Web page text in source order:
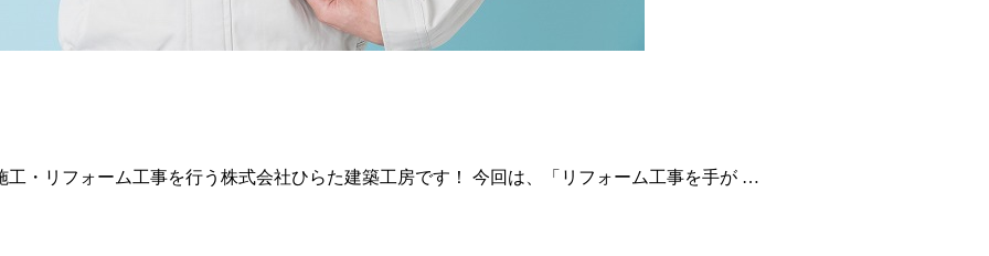
・リフォーム工事を行う株式会社ひらた建築工房です！ 今回は、「リフォーム工事を手が …